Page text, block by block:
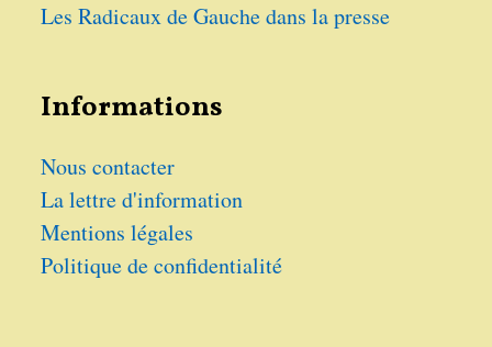
Les Radicaux de Gauche dans la presse
Informations
Nous contacter
La lettre d'information
Mentions légales
Politique de confidentialité